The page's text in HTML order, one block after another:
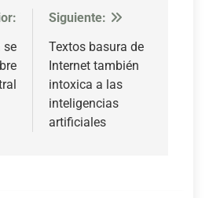
se
Siguiente:
Textos basura de
Internet también
intoxica a las
inteligencias
artificiales